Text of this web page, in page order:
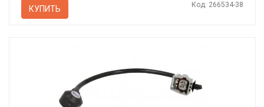
КУПИТЬ Код: 266534-38